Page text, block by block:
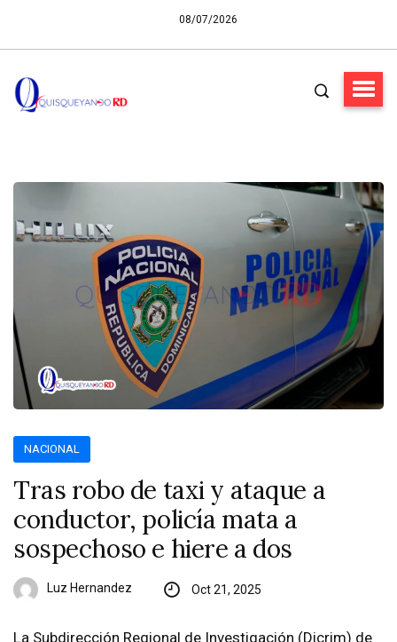
08/07/2026
NACIONAL
Tras robo de taxi y ataque a
conductor, policía mata a
sospechoso e hiere a dos
Luz Hernandez Oct 21, 2025
La Subdirección Regional de Investigación (Dicrim) de